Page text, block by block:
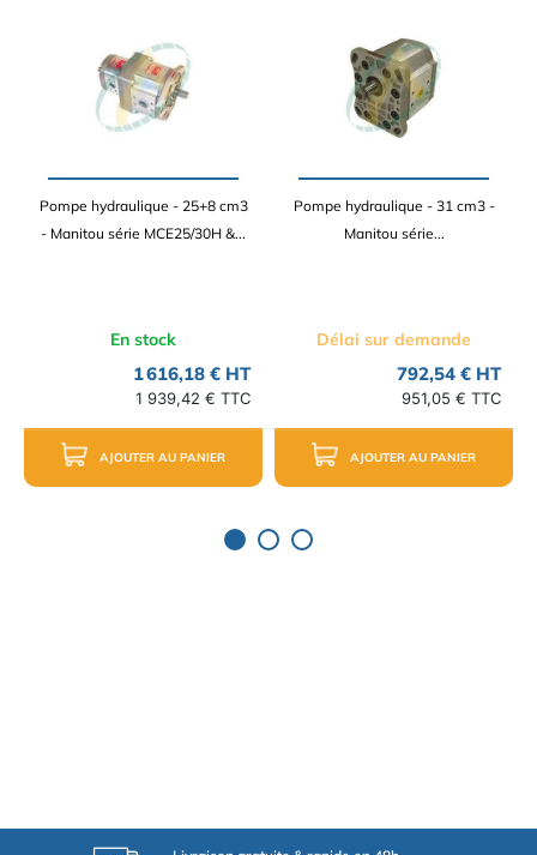
Pompe hydraulique - 25+8 cm3
- Manitou série MCE25/30H &...
En stock
1 616,18 € HT
1 939,42 € TTC
AJOUTER AU PANIER
Pompe hydraulique - 31 cm3 -
Manitou série...
Délai sur demande
792,54 € HT
951,05 € TTC
AJOUTER AU PANIER